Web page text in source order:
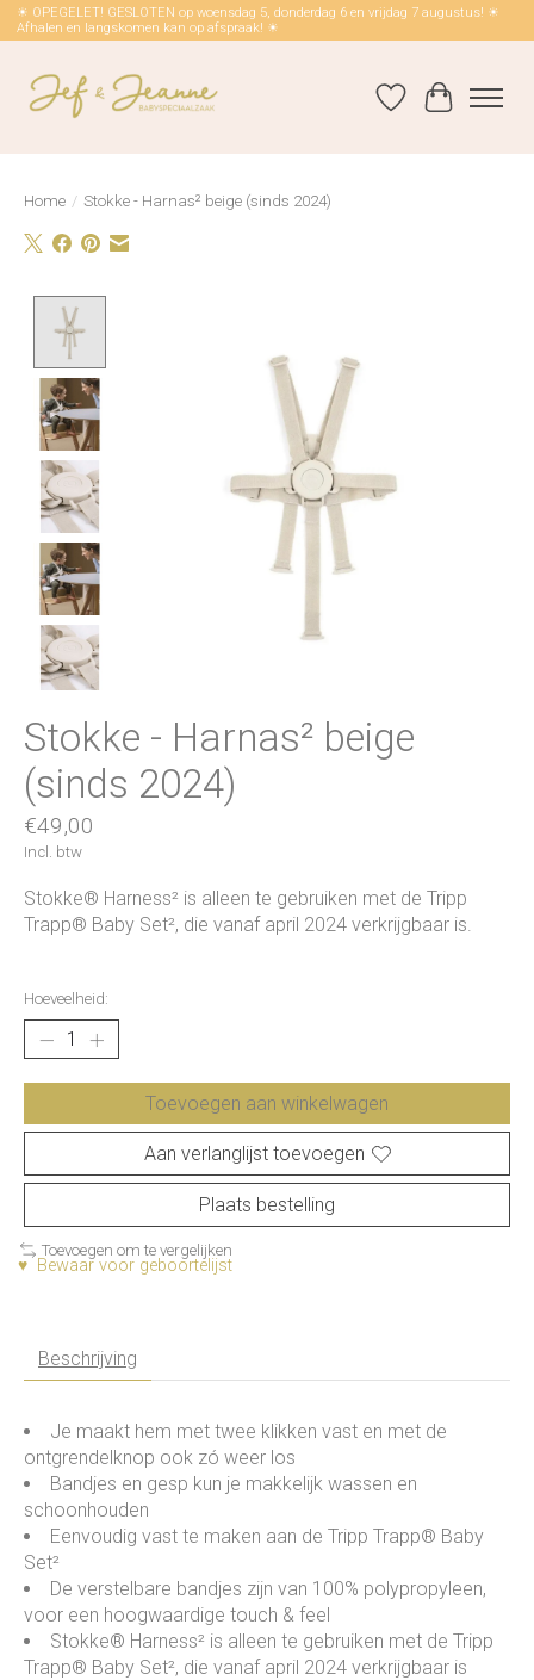
☀ OPEGELET! GESLOTEN op woensdag 5, donderdag 6 en vrijdag 7 augustus! ☀
Afhalen en langskomen kan op afspraak! ☀
Verlanglijst
Home / Stokke - Harnas² beige (sinds 2024)
Stokke - Harnas² beige
(sinds 2024)
€49,00
Incl. btw
Stokke® Harness² is alleen te gebruiken met de Tripp
Trapp® Baby Set², die vanaf april 2024 verkrijgbaar is.
Hoeveelheid:
Toevoegen aan winkelwagen
Aan verlanglijst toevoegen
Plaats bestelling
Toevoegen om te vergelijken
♥ Bewaar voor geboortelijst
Beschrijving
Je maakt hem met twee klikken vast en met de
ontgrendelknop ook zó weer los
Bandjes en gesp kun je makkelijk wassen en
schoonhouden
Eenvoudig vast te maken aan de Tripp Trapp® Baby
Set²
De verstelbare bandjes zijn van 100% polypropyleen,
voor een hoogwaardige touch & feel
Stokke® Harness² is alleen te gebruiken met de Tripp
Trapp® Baby Set², die vanaf april 2024 verkrijgbaar is